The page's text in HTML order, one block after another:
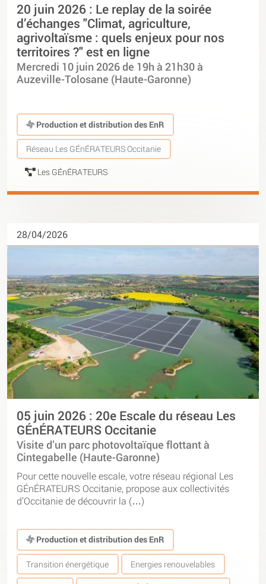
20 juin 2026 : Le replay de la soirée
d’échanges "Climat, agriculture,
agrivoltaïsme : quels enjeux pour nos
territoires ?" est en ligne
Mercredi 10 juin 2026 de 19h à 21h30 à
Auzeville-Tolosane (Haute-Garonne)
Production et distribution des EnR
Réseau Les GÉnÉRATEURS Occitanie
Les GÉnÉRATEURS
28/04/2026
05 juin 2026 : 20e Escale du réseau Les
GÉnÉRATEURS Occitanie
Visite d’un parc photovoltaïque flottant à
Cintegabelle (Haute-Garonne)
Pour cette nouvelle escale, votre réseau régional Les
GÉnÉRATEURS Occitanie, propose aux collectivités
d’Occitanie de découvrir la (…)
Production et distribution des EnR
Transition énergétique Energies renouvelables